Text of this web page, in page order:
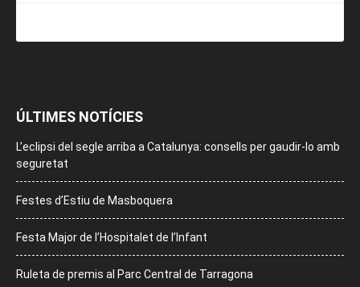
ÚLTIMES NOTÍCIES
L’eclipsi del segle arriba a Catalunya: consells per gaudir-lo amb
seguretat
Festes d’Estiu de Masboquera
Festa Major de l’Hospitalet de l’Infant
Ruleta de premis al Parc Central de Tarragona